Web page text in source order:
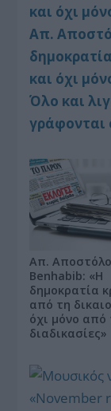
και όχι
Απ.
και όχι
Όλο και
γράφονται
Απ.
Benhabib: «Η
δημοκρατία
από τη
όχι μόνο από
διαδικασίες»